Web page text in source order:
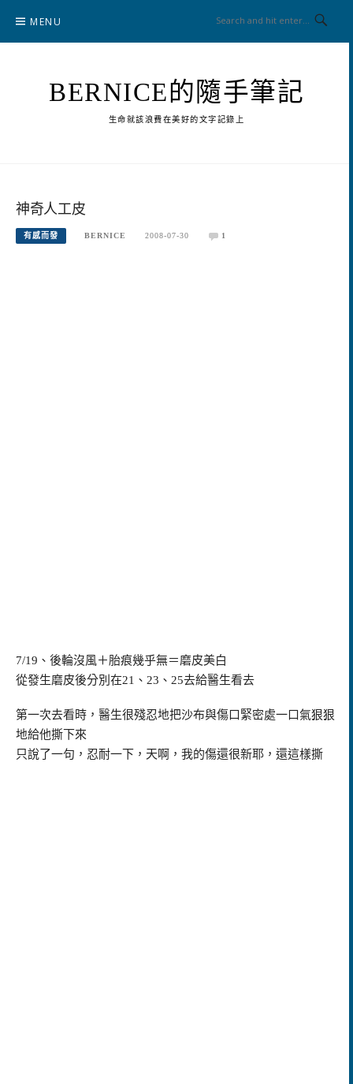
content
MENU
BERNICE的隨手筆記
生命就該浪費在美好的文字記錄上
神奇人工皮
有感而發 BERNICE 2008-07-30 1
7/19 、後輪沒風＋胎痕幾乎無＝磨皮美白
從發生磨皮後分別在21、23、25去給醫生看去
第一次去看時，醫生很殘忍地把沙布與傷口緊密處一口氣狠狠
地給他撕下來
只說了一句，忍耐一下，天啊，我的傷還很新耶，還這樣撕